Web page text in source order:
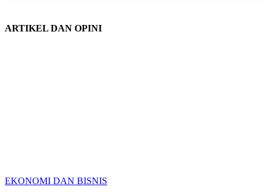
ARTIKEL DAN OPINI
EKONOMI DAN BISNIS